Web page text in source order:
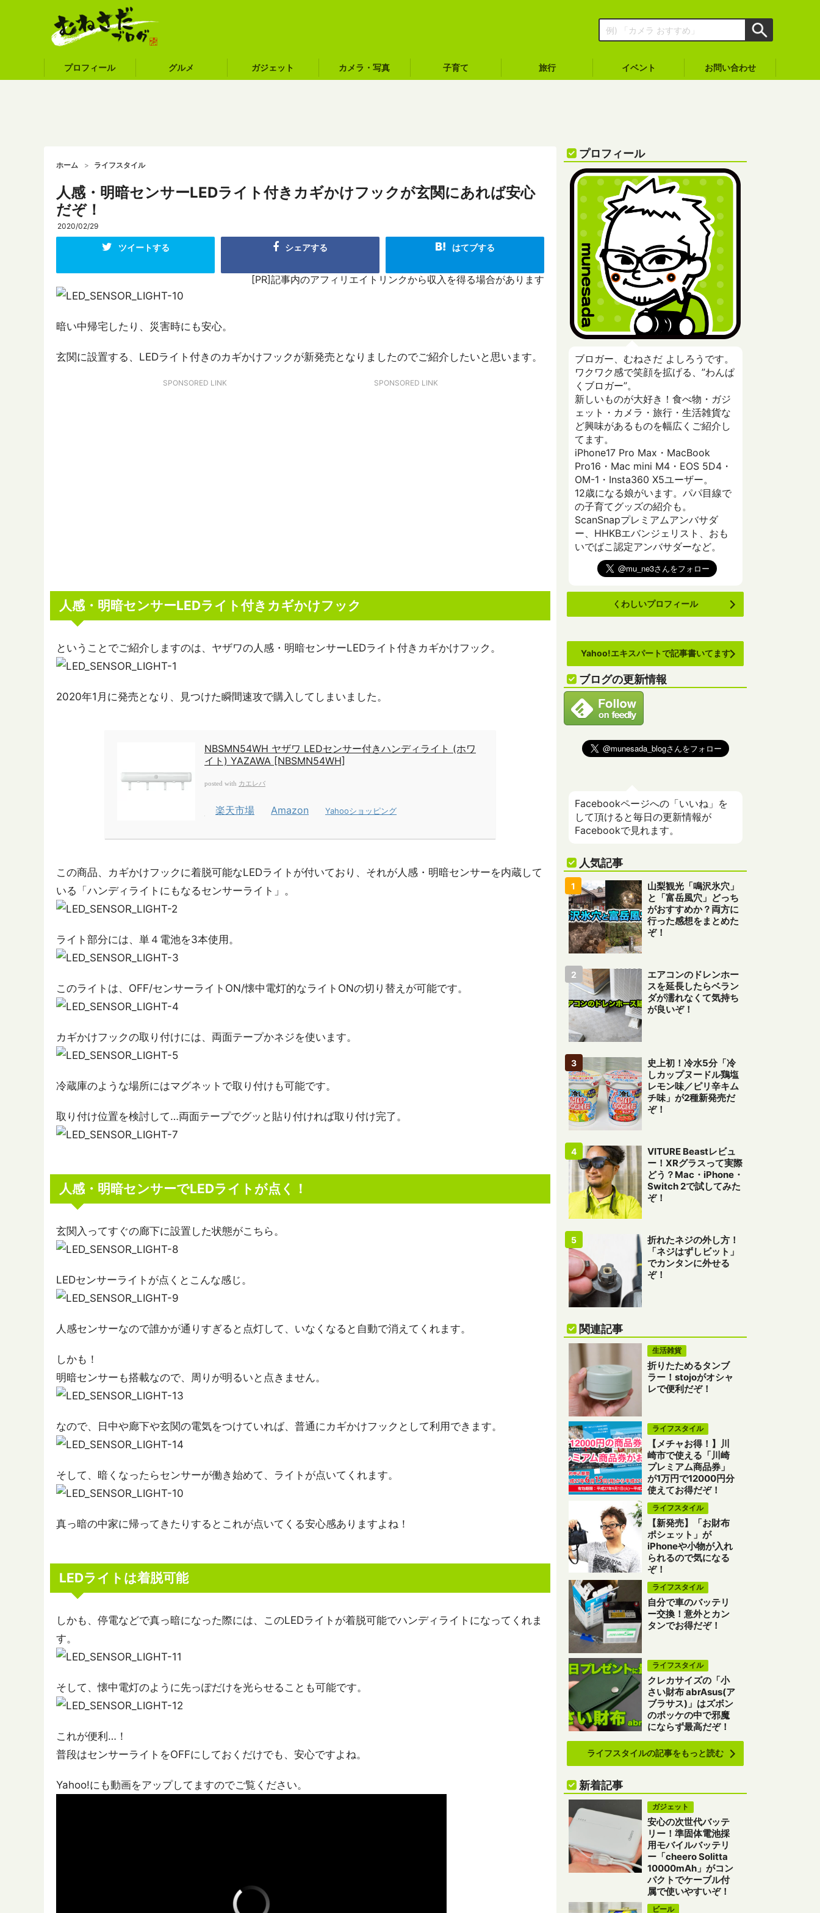
プロフィール グルメ ガジェット カメラ・写真 子育て 旅行 イベント お問い合わせ
ホーム ライフスタイル
人感・明暗センサーLEDライト付きカギかけフックが玄関にあれば安心
だぞ！
2020/02/29
ツイートする シェアする はてブする
[PR]記事内のアフィリエイトリンクから収入を得る場合があります
暗い中帰宅したり、災害時にも安心。
玄関に設置する、LEDライト付きのカギかけフックが新発売となりましたのでご紹介したいと思います。
SPONSORED LINK SPONSORED LINK
人感・明暗センサーLEDライト付きカギかけフック
ということでご紹介しますのは、ヤザワの人感・明暗センサーLEDライト付きカギかけフック。
2020年1月に発売となり、見つけた瞬間速攻で購入してしまいました。
NBSMN54WH ヤザワ LEDセンサー付きハンディライト (ホワ
イト) YAZAWA [NBSMN54WH]
posted with カエレバ
楽天市場 Amazon Yahooショッピング
この商品、カギかけフックに着脱可能なLEDライトが付いており、それが人感・明暗センサーを内蔵して
いる「ハンディライトにもなるセンサーライト」。
ライト部分には、単４電池を3本使用。
このライトは、OFF/センサーライトON/懐中電灯的なライトONの切り替えが可能です。
カギかけフックの取り付けには、両面テープかネジを使います。
冷蔵庫のような場所にはマグネットで取り付けも可能です。
取り付け位置を検討して…両面テープでグッと貼り付ければ取り付け完了。
人感・明暗センサーでLEDライトが点く！
玄関入ってすぐの廊下に設置した状態がこちら。
LEDセンサーライトが点くとこんな感じ。
人感センサーなので誰かが通りすぎると点灯して、いなくなると自動で消えてくれます。
しかも！
明暗センサーも搭載なので、周りが明るいと点きません。
なので、日中や廊下や玄関の電気をつけていれば、普通にカギかけフックとして利用できます。
そして、暗くなったらセンサーが働き始めて、ライトが点いてくれます。
真っ暗の中家に帰ってきたりするとこれが点いてくる安心感ありますよね！
LEDライトは着脱可能
しかも、停電などで真っ暗になった際には、このLEDライトが着脱可能でハンディライトになってくれま
す。
そして、懐中電灯のように先っぽだけを光らせることも可能です。
これが便利…！
普段はセンサーライトをOFFにしておくだけでも、安心ですよね。
Yahoo!にも動画をアップしてますのでご覧ください。
プロフィール
ブロガー、むねさだ よしろうです。
ワクワク感で笑顔を拡げる、”わんぱ
くブロガー”。
新しいものが大好き！食べ物・ガジ
ェット・カメラ・旅行・生活雑貨な
ど興味があるものを幅広くご紹介し
てます。
iPhone17 Pro Max・MacBook
Pro16・Mac mini M4・EOS 5D4・
OM-1・Insta360 X5ユーザー。
12歳になる娘がいます。パパ目線で
の子育てグッズの紹介も。
ScanSnapプレミアムアンバサダ
ー、HHKBエバンジェリスト、おも
いでばこ認定アンバサダーなど。
くわしいプロフィール
Yahoo!エキスパートで記事書いてます
ブログの更新情報
Facebookページへの「いいね」を
して頂けると毎日の更新情報が
Facebookで見れます。
人気記事
山梨観光「鳴沢氷穴」
と「富岳風穴」どっち
がおすすめか？両方に
行った感想をまとめた
ぞ！
エアコンのドレンホー
スを延長したらベラン
ダが濡れなくて気持ち
が良いぞ！
史上初！冷水5分「冷
しカップヌードル鶏塩
レモン味／ピリ辛キム
チ味」が2種新発売だ
ぞ！
VITURE Beastレビュ
ー！XRグラスって実際
どう？Mac・iPhone・
Switch 2で試してみた
ぞ！
折れたネジの外し方！
「ネジはずしビット」
でカンタンに外せる
ぞ！
関連記事
生活雑貨
折りたためるタンブ
ラー！stojoがオシャ
レで便利だぞ！
ライフスタイル
【メチャお得！】川
崎市で使える「川崎
プレミアム商品券」
が1万円で12000円分
使えてお得だぞ！
ライフスタイル
【新発売】「お財布
ポシェット」が
iPhoneや小物が入れ
られるので気になる
ぞ！
ライフスタイル
自分で車のバッテリ
ー交換！意外とカン
タンでお得だぞ！
ライフスタイル
クレカサイズの「小
さい財布 abrAsus(ア
ブラサス)」はズボン
のポッケの中で邪魔
にならず最高だぞ！
ライフスタイルの記事をもっと読む
新着記事
ガジェット
安心の次世代バッテ
リー！準固体電池採
用モバイルバッテリ
ー「cheero Solitta
10000mAh」がコン
パクトでケーブル付
属で使いやすいぞ！
ビール